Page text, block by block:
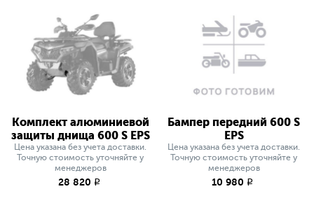
Комплект алюминиевой
защиты днища 600 S EPS
Цена указана без учета доставки.
Точную стоимость уточняйте у
менеджеров
28 820 q
Бампер передний 600 S
EPS
Цена указана без учета доставки.
Точную стоимость уточняйте у
менеджеров
10 980 q